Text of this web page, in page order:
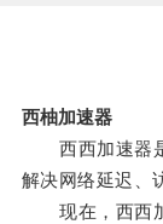
西柚加速器
西西加速器是
解决网络延迟、
现在，西西加